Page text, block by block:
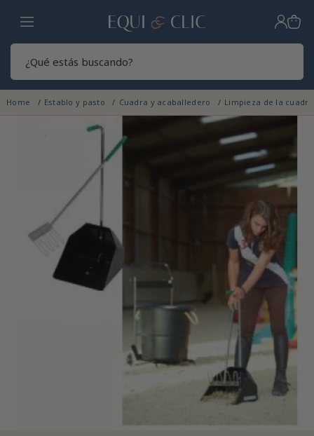
Hogar
Home Establo y pasto Cuadra y acaballedero Limpieza de la